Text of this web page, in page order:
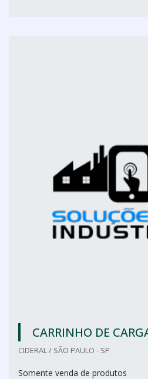
CARRINHO DE
CIDERAL / SÃO PAULO - SP
Somente venda de produtos